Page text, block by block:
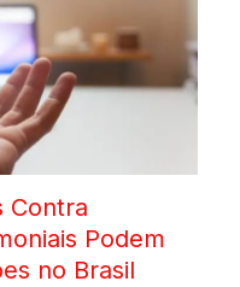
Contra
Podem
no Brasil